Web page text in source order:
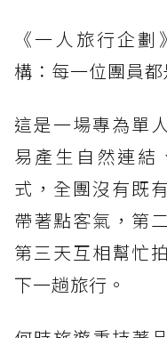
《一人旅行企
構：每一位團員都
這是一場專為單
易產生自然連結
式，全團沒有既
帶著點客氣，第
第三天互相幫忙
下一趟旅行。